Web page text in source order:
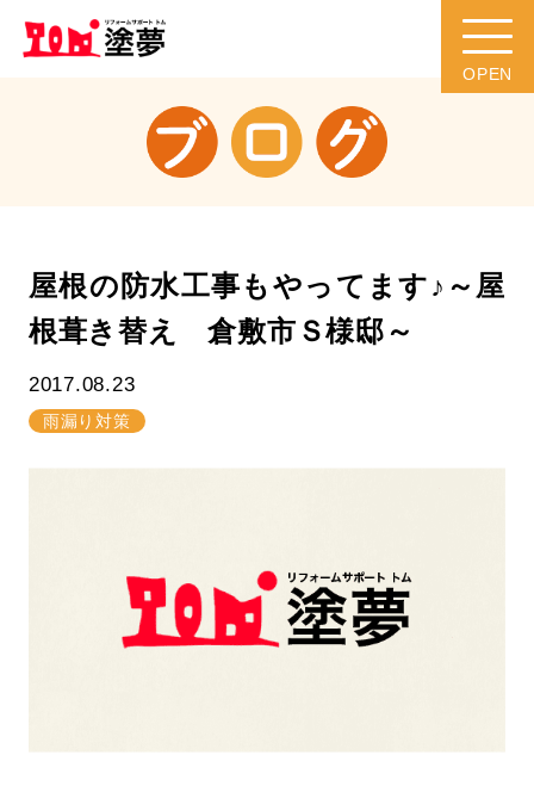
屋根の防水工事もやってます♪～屋
根葺き替え 倉敷市Ｓ様邸～
2017.08.23
雨漏り対策